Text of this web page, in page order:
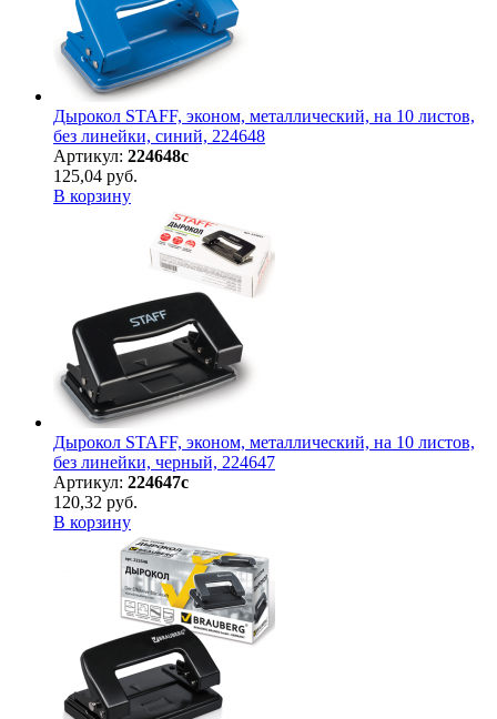
Дырокол STAFF, эконом, металлический, на 10 листов,
без линейки, синий, 224648
Артикул: 224648с
125,04 руб.
В корзину
Дырокол STAFF, эконом, металлический, на 10 листов,
без линейки, черный, 224647
Артикул: 224647с
120,32 руб.
В корзину